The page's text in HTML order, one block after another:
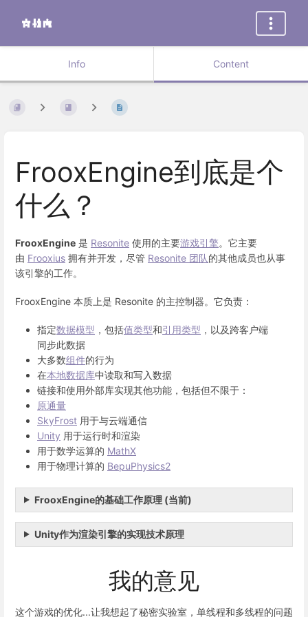
Info Content
FrooxEngine到底是个
什么？
FrooxEngine 是 Resonite 使用的主要游戏引擎。它主要
由 Frooxius 拥有并开发，尽管 Resonite 团队的其他成员也从事
该引擎的工作。
FrooxEngine 本质上是 Resonite 的主控制器。它负责：
指定数据模型 ，包括值类型和引用类型 ，以及跨客户端
同步此数据
大多数组件的行为
在本地数据库中读取和写入数据
链接和使用外部库实现其他功能，包括但不限于：
原通量
SkyFrost 用于与云端通信
Unity 用于运行时和渲染
用于数学运算的 MathX
用于物理计算的 BepuPhysics2
FrooxEngine的基础工作原理 (当前)
Unity作为渲染引擎的实现技术原理
我的意见
这个游戏的优化...让我想起了秘密实验室，单线程和多线程的问题